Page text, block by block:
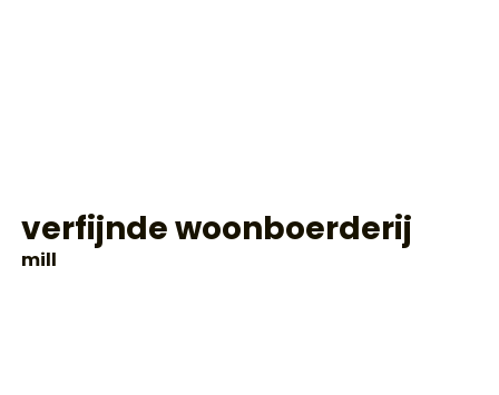
verfijnde woonboerderij
mill